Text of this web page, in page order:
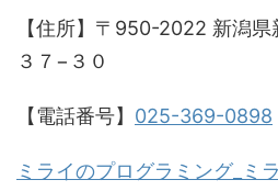
【住所】〒950-2022 新潟
３７−３０
【電話番号】 025-369-0898
ミライのプログラミング_ミ